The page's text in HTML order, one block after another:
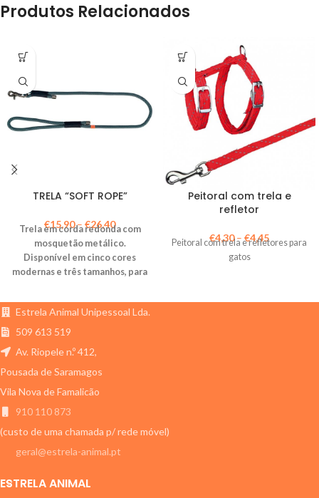
Produtos Relacionados
TRELA “SOFT ROPE”
€15,90– €26,40
Trela em corda redonda com
mosquetão metálico.
Disponível em cinco cores
modernas e três tamanhos, para
portes.
Peitoral com trela e
refletor
€4,30– €4,45
Peitoral com trela e refletores para
gatos
Estrela Animal Unipessoal Lda.
509 613 519
Av. Riopele n.º 412,
Pousada de Saramagos
Vila Nova de Famalicão
910 110 873
(custo de uma chamada p/ rede móvel)
geral@estrela-animal.pt
ESTRELA ANIMAL